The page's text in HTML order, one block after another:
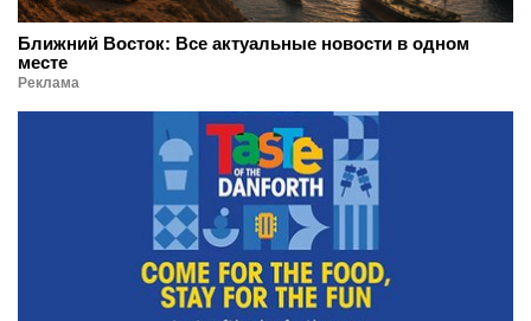
Ближний Восток: Все актуальные новости в одном
месте
Реклама